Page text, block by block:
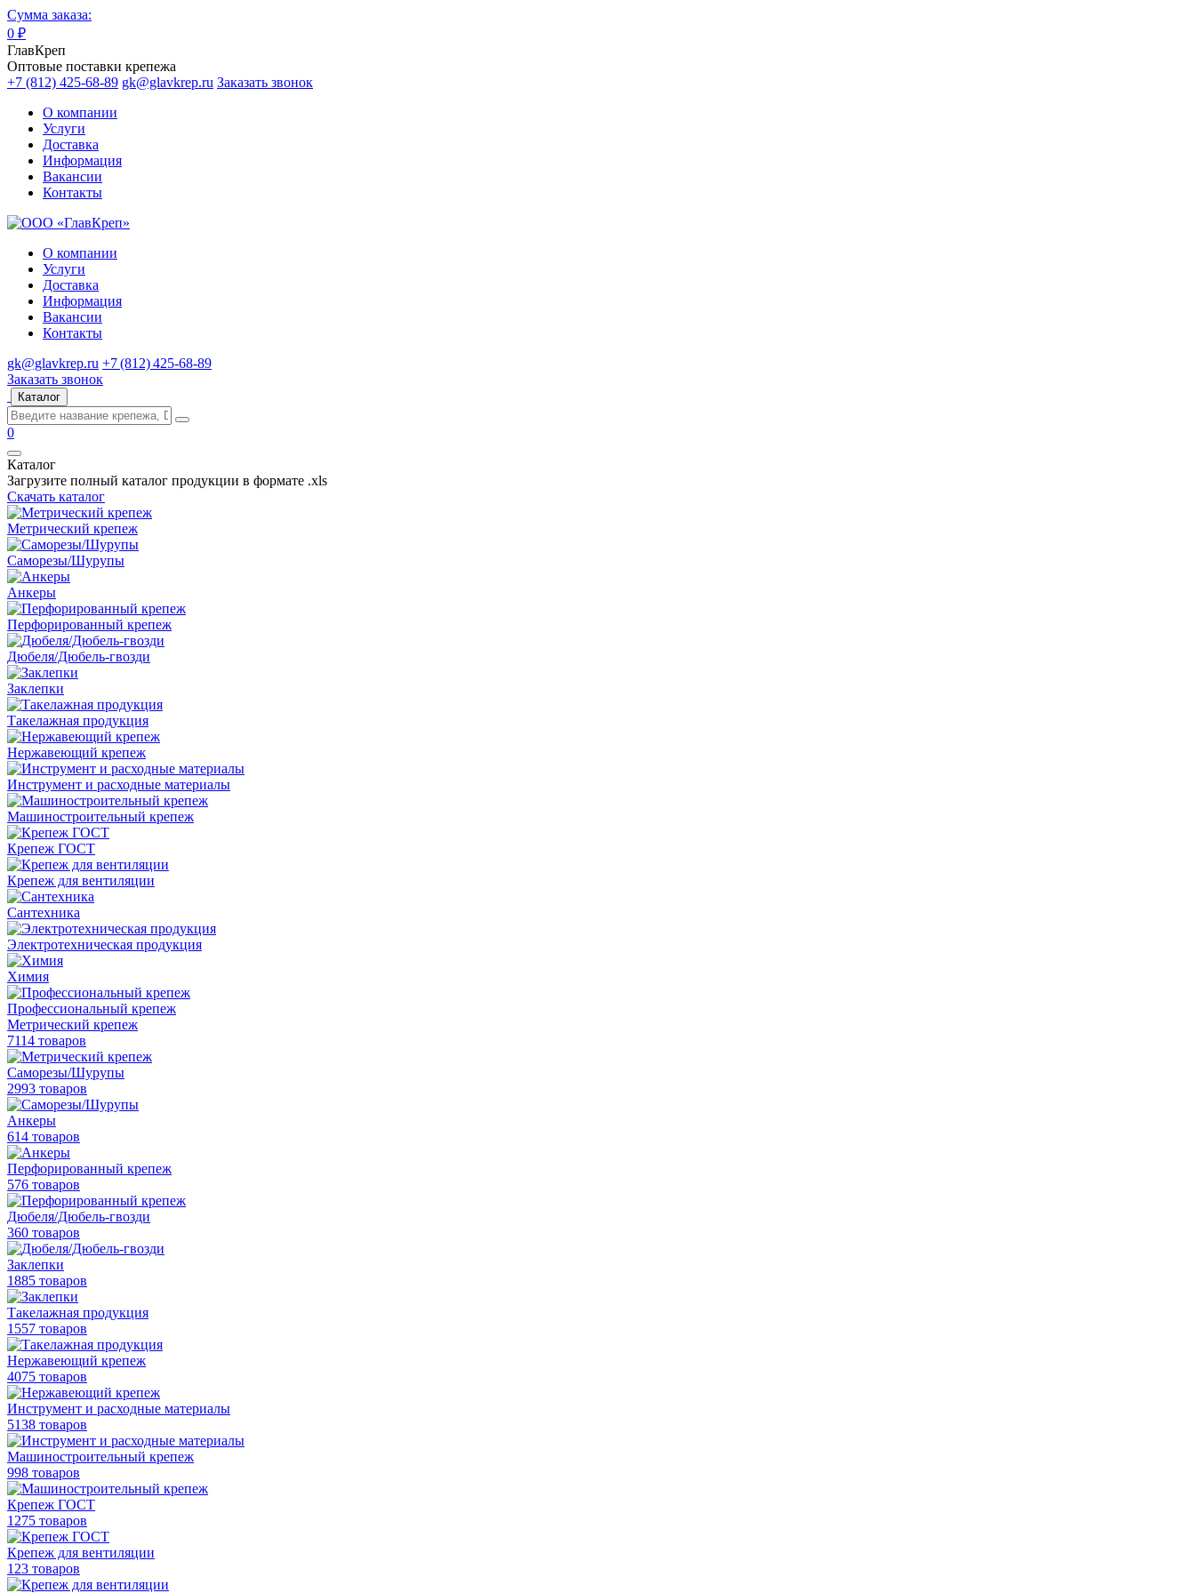
Сумма заказа:
0 ₽
ГлавКреп
Оптовые поставки крепежа
+7 (812) 425-68-89 gk@glavkrep.ru Заказать звонок
О компании
Услуги
Доставка
Информация
Вакансии
Контакты
О компании
Услуги
Доставка
Информация
Вакансии
Контакты
gk@glavkrep.ru +7 (812) 425-68-89
Заказать звонок
Каталог
0
Каталог
Загрузите полный каталог продукции в формате .xls
Скачать каталог
Метрический крепеж
Саморезы/Шурупы
Анкеры
Перфорированный крепеж
Дюбеля/Дюбель-гвозди
Заклепки
Такелажная продукция
Нержавеющий крепеж
Инструмент и расходные материалы
Машиностроительный крепеж
Крепеж ГОСТ
Крепеж для вентиляции
Сантехника
Электротехническая продукция
Химия
Профессиональный крепеж
Метрический крепеж
7114 товаров
Саморезы/Шурупы
2993 товаров
Анкеры
614 товаров
Перфорированный крепеж
576 товаров
Дюбеля/Дюбель-гвозди
360 товаров
Заклепки
1885 товаров
Такелажная продукция
1557 товаров
Нержавеющий крепеж
4075 товаров
Инструмент и расходные материалы
5138 товаров
Машиностроительный крепеж
998 товаров
Крепеж ГОСТ
1275 товаров
Крепеж для вентиляции
123 товаров